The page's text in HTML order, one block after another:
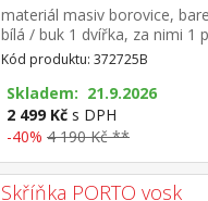
materiál masiv borovice,
bílá / buk 1 dvířka, za nimi 1
zásuvka s kovovými pojezdy
nosnosti uvedeny v návodu k
montáži součást sestavy
Kód produktu: 372725B
Skladem: 21.9.2026
2 499 Kč s DPH
-40% 4 190 Kč **
Skříňka PORTO vosk